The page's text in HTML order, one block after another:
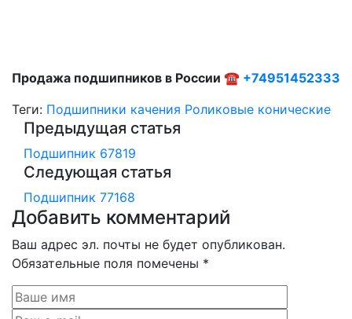
Продажа подшипников в России ☎ +74951452333
Теги: Подшипники качения Роликовые конические
Предыдущая статья
Подшипник 67819
Следующая статья
Подшипник 77168
Добавить комментарий
Ваш адрес эл. почты не будет опубликован.
Обязательные поля помечены *